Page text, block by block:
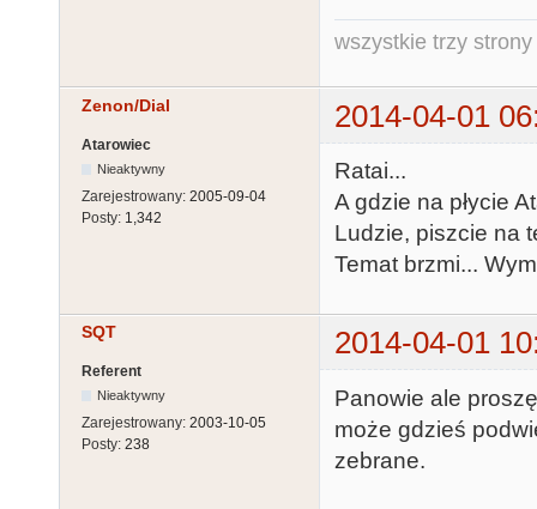
wszystkie trzy
Zenon/Dial 2014-04-01
Atarowiec
Nieaktywny
Zarejestrowany: 2005-09-04
Posty: 1,342
Ratai...
A gdzie na płycie
Ludzie, piszcie na
Temat brzmi...
SQT 2014-04-01
Referent
Nieaktywny
Zarejestrowany: 2003-10-05
Posty: 238
Panowie ale
może gdzieś
zebrane.